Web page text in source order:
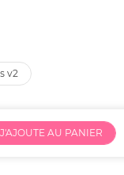
v2
J'AJOUTE AU PANIER